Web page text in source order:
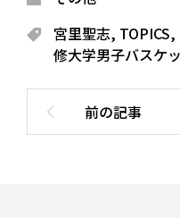
宮里聖志, TOPICS,
修大学男子バスケ